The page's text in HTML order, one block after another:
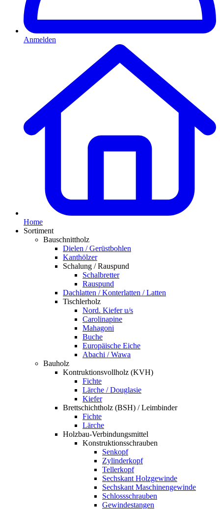
Anmelden
Home
Sortiment
Bauschnittholz
Dielen / Gerüstbohlen
Kanthölzer
Schalung / Rauspund
Schalbretter
Rauspund
Dachlatten / Konterlatten / Latten
Tischlerholz
Nord. Kiefer u/s
Carolinapine
Mahagoni
Buche
Europäische Eiche
Abachi / Wawa
Bauholz
Kontruktionsvollholz (KVH)
Fichte
Lärche / Douglasie
Kiefer
Brettschichtholz (BSH) / Leimbinder
Fichte
Lärche
Holzbau-Verbindungsmittel
Konstruktionsschrauben
Senkopf
Zylinderkopf
Tellerkopf
Sechskant Holzgewinde
Sechskant Maschinengewinde
Schlossschrauben
Gewindestangen